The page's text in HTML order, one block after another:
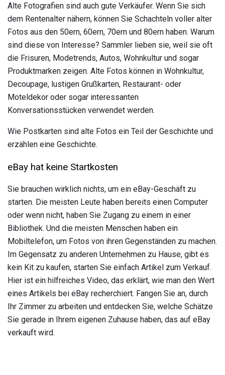
Alte Fotografien sind auch gute Verkäufer. Wenn Sie sich
dem Rentenalter nähern, können Sie Schachteln voller alter
Fotos aus den 50ern, 60ern, 70ern und 80ern haben. Warum
sind diese von Interesse? Sammler lieben sie, weil sie oft
die Frisuren, Modetrends, Autos, Wohnkultur und sogar
Produktmarken zeigen. Alte Fotos können in Wohnkultur,
Decoupage, lustigen Grußkarten, Restaurant- oder
Moteldekor oder sogar interessanten
Konversationsstücken verwendet werden.
Wie Postkarten sind alte Fotos ein Teil der Geschichte und
erzählen eine Geschichte.
eBay hat keine Startkosten
Sie brauchen wirklich nichts, um ein eBay-Geschäft zu
starten. Die meisten Leute haben bereits einen Computer
oder wenn nicht, haben Sie Zugang zu einem in einer
Bibliothek. Und die meisten Menschen haben ein
Mobiltelefon, um Fotos von ihren Gegenständen zu machen.
Im Gegensatz zu anderen Unternehmen zu Hause, gibt es
kein Kit zu kaufen, starten Sie einfach Artikel zum Verkauf.
Hier ist ein hilfreiches Video, das erklärt, wie man den Wert
eines Artikels bei eBay recherchiert. Fangen Sie an, durch
Ihr Zimmer zu arbeiten und entdecken Sie, welche Schätze
Sie gerade in Ihrem eigenen Zuhause haben, das auf eBay
verkauft wird.